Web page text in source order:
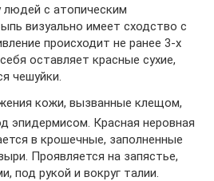
с атопическим
визуально имеет сходство с
происходит не ранее 3-х
оставляет красные сухие,
чешуйки.
кожи, вызванные клещом,
эпидермисом. Красная неровная
в крошечные, заполненные
Проявляется на запястье,
под рукой и вокруг талии.